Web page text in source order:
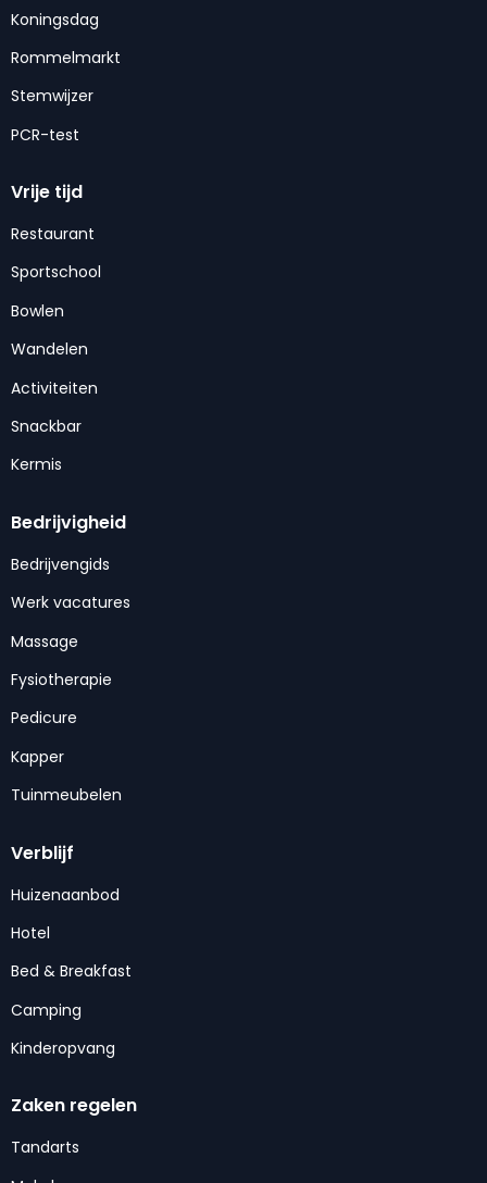
Koningsdag
Rommelmarkt
Stemwijzer
PCR-test
Vrije tijd
Restaurant
Sportschool
Bowlen
Wandelen
Activiteiten
Snackbar
Kermis
Bedrijvigheid
Bedrijvengids
Werk vacatures
Massage
Fysiotherapie
Pedicure
Kapper
Tuinmeubelen
Verblijf
Huizenaanbod
Hotel
Bed & Breakfast
Camping
Kinderopvang
Zaken regelen
Tandarts